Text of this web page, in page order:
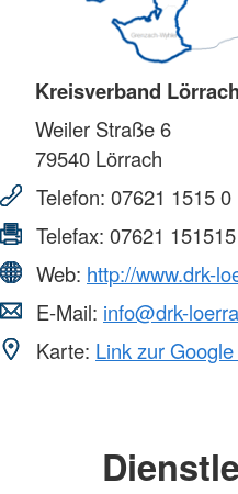
Kreisverband
Weiler Straße 6
79540 Lörrach
Telefon: 07621 1515 0
Telefax: 07621 151515
Web: http://www.drk-
E-Mail: info@drk-
Karte: Link zur